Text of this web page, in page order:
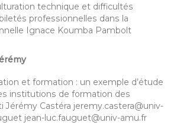
technique et difficultés
professionnelles dans la
Ignace Koumba Pambolt
et formation : un exemple d’étude
institutions de formation des
Jérémy Castéra jeremy.castera@univ-
jean-luc.fauguet@univ-amu.fr